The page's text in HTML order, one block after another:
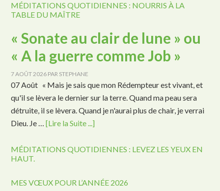
MÉDITATIONS QUOTIDIENNES : NOURRIS À LA
TABLE DU MAÎTRE
« Sonate au clair de lune » ou
« A la guerre comme Job »
7 AOÛT 2026 PAR STEPHANE
07 Août « Mais je sais que mon Rédempteur est vivant, et
qu'il se lèvera le dernier sur la terre. Quand ma peau sera
détruite, il se lèvera. Quand je n'aurai plus de chair, je verrai
Dieu. Je …[Lire la Suite ...]
MÉDITATIONS QUOTIDIENNES : LEVEZ LES YEUX EN
HAUT.
MES VŒUX POUR L’ANNÉE 2026